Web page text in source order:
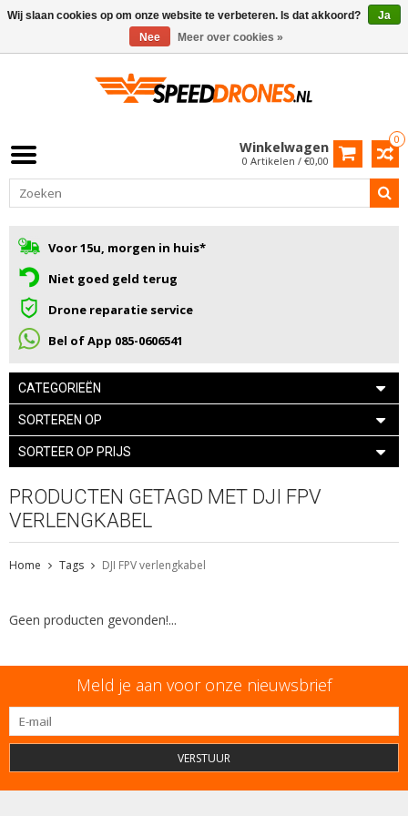
0
Winkelwagen
0 Artikelen / €0,00
Voor 15u, morgen in huis*
Niet goed geld terug
Drone reparatie service
Bel of App 085-0606541
CATEGORIEËN
SORTEREN OP
SORTEER OP PRIJS
PRODUCTEN GETAGD MET DJI FPV
VERLENGKABEL
Home Tags DJI FPV verlengkabel
Geen producten gevonden!...
Meld je aan voor onze nieuwsbrief
VERSTUUR
Wij slaan cookies op om onze website te verbeteren. Is dat akkoord?
Ja
Nee
Meer over cookies »